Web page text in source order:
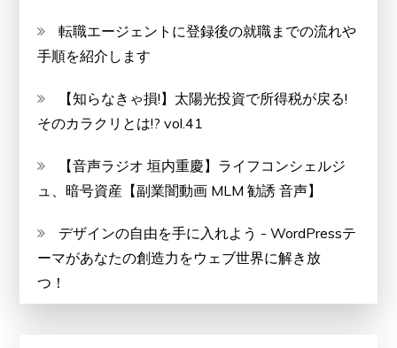
転職エージェントに登録後の就職までの流れや
手順を紹介します
【知らなきゃ損!】太陽光投資で所得税が戻る!
そのカラクリとは!? vol.41
【音声ラジオ 垣内重慶】ライフコンシェルジ
ュ、暗号資産【副業闇動画 MLM 勧誘 音声】
デザインの自由を手に入れよう - WordPressテ
ーマがあなたの創造力をウェブ世界に解き放
つ！